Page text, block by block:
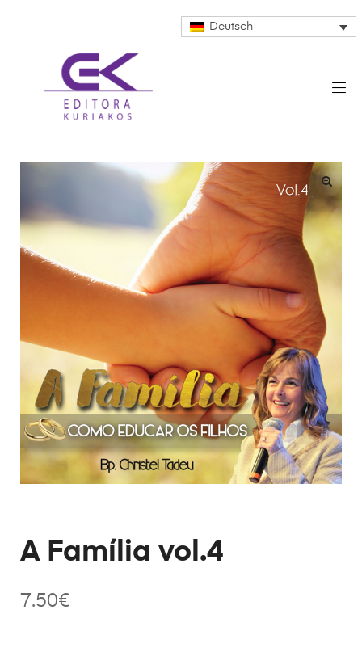
Deutsch
A Família vol.4
7.50€